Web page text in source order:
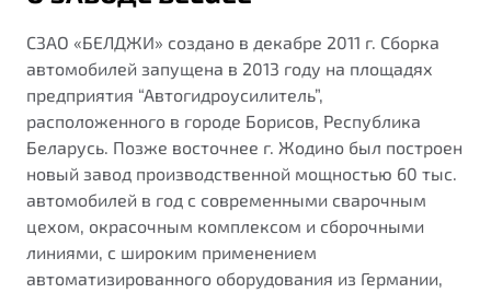
СЗАО «БЕЛДЖИ» создано в декабре 2011 г. Сборка
автомобилей запущена в 2013 году на площадях
предприятия “Автогидроусилитель”,
расположенного в городе Борисов, Республика
Беларусь. Позже восточнее г. Жодино был построен
новый завод производственной мощностью 60 тыс.
автомобилей в год с современными сварочным
цехом, окрасочным комплексом и сборочными
линиями, с широким применением
автоматизированного оборудования из Германии,